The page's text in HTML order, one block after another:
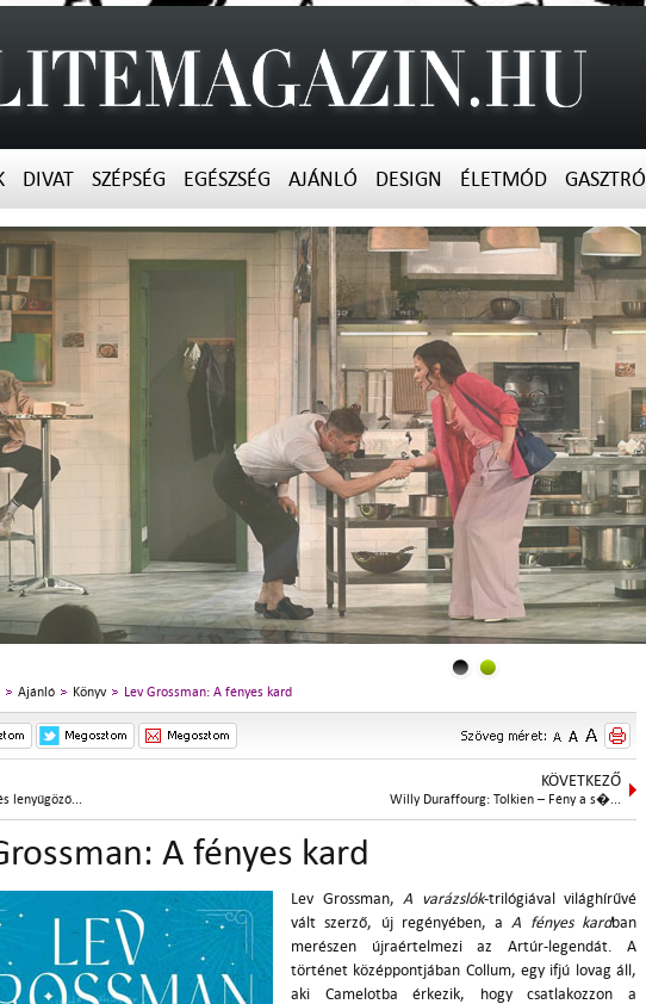
DIVAT SZÉPSÉG EGÉSZSÉG AJÁNLÓ DESIGN ÉLETMÓD GASZTRÓ
Ajánló Könyv Lev Grossman: A fényes kard
lenyűgöző...
KÖVETKEZŐ
Willy Duraffourg: Tolkien – Fény a s�...
A fényes kard
Lev Grossman, A varázslók-trilógiával világhírűvé
vált szerző, új regényében, aA fényes kardban
merészen újraértelmezi az Artúr-legendát. A
történet középpontjában Collum, egy ifjú lovag áll,
aki Camelotba érkezik, hogy csatlakozzon a